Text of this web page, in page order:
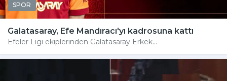
SPOR
Galatasaray, Efe Mandıracı'yı kadrosuna kattı
Efeler Ligi ekiplerinden Galatasaray Erkek...